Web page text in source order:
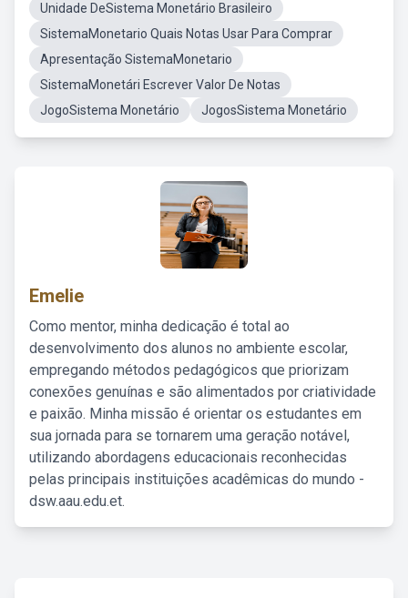
Unidade DeSistema Monetário Brasileiro
SistemaMonetario Quais Notas Usar Para Comprar
Apresentação SistemaMonetario
SistemaMonetári Escrever Valor De Notas
JogoSistema Monetário
JogosSistema Monetário
Emelie
Como mentor, minha dedicação é total ao
desenvolvimento dos alunos no ambiente escolar,
empregando métodos pedagógicos que priorizam
conexões genuínas e são alimentados por criatividade
e paixão. Minha missão é orientar os estudantes em
sua jornada para se tornarem uma geração notável,
utilizando abordagens educacionais reconhecidas
pelas principais instituições acadêmicas do mundo -
dsw.aau.edu.et.